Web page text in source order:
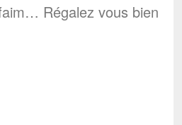
Régalez vous bien